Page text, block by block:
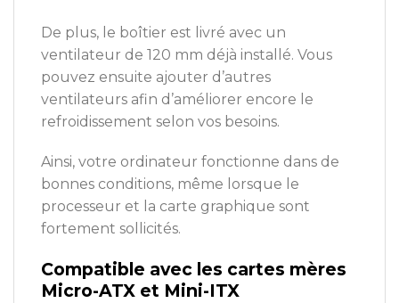
De plus, le boîtier est livré avec un
ventilateur de 120 mm déjà installé. Vous
pouvez ensuite ajouter d’autres
ventilateurs afin d’améliorer encore le
refroidissement selon vos besoins.
Ainsi, votre ordinateur fonctionne dans de
bonnes conditions, même lorsque le
processeur et la carte graphique sont
fortement sollicités.
Compatible avec les cartes mères
Micro-ATX et Mini-ITX